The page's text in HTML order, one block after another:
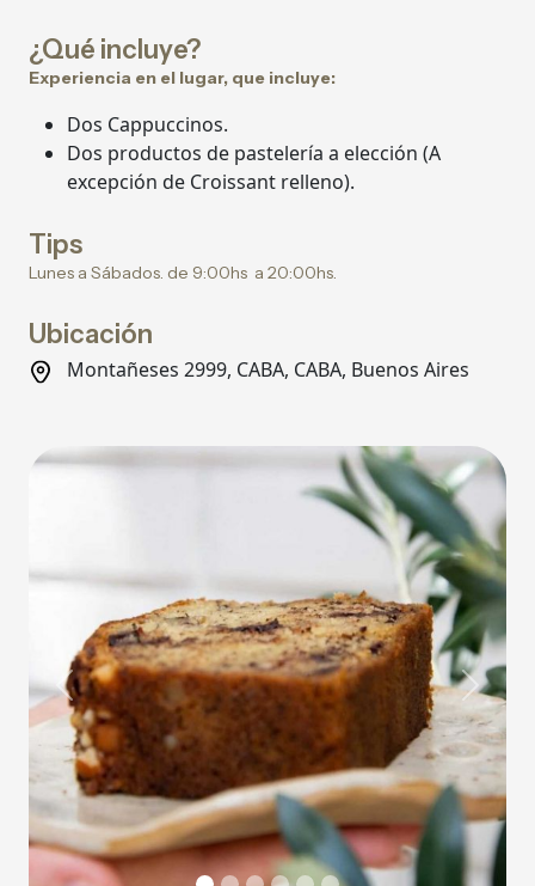
¿Qué incluye?
Experiencia en el lugar, que incluye:
Dos Cappuccinos.
Dos productos de pastelería a elección (A
excepción de Croissant relleno).
Tips
Lunes a Sábados. de 9:00hs a 20:00hs.
Ubicación
Montañeses 2999, CABA, CABA, Buenos Aires
Previous Next